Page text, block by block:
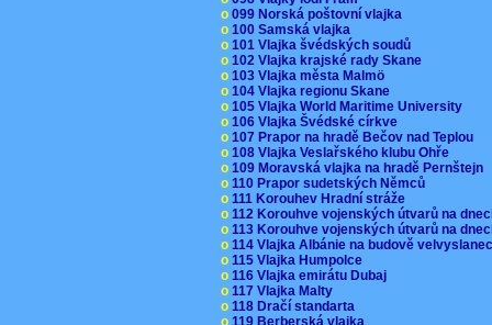
o 099 Norská poštovní vlajka
o 100 Samská vlajka
o 101 Vlajka švédských soudů
o 102 Vlajka krajské rady Skane
o 103 Vlajka města Malmö
o 104 Vlajka regionu Skane
o 105 Vlajka World Maritime University
o 106 Vlajka Švédské církve
o 107 Prapor na hradě Bečov nad Teplou
o 108 Vlajka Veslařského klubu Ohře
o 109 Moravská vlajka na hradě Pernštejn
o 110 Prapor sudetských Němců
o 111 Korouhev Hradní stráže
o 112 Korouhve vojenských útvarů na
o 113 Korouhve vojenských útvarů na
o 114 Vlajka Albánie na budově
o 115 Vlajka Humpolce
o 116 Vlajka emirátu Dubaj
o 117 Vlajka Malty
o 118 Dračí standarta
o 119 Berberská vlajka